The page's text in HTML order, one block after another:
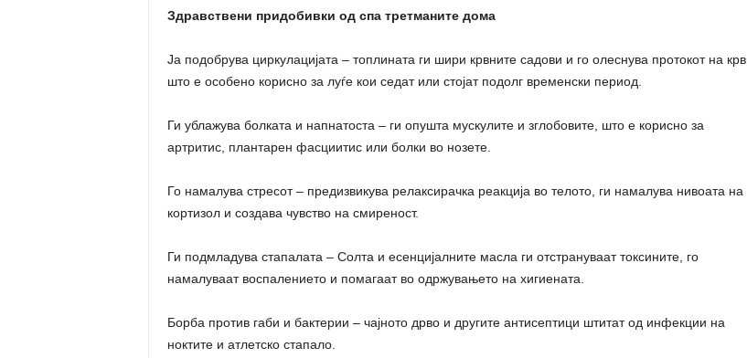
Здравствени придобивки од спа третманите дома
Ја подобрува циркулацијата – топлината ги шири крвните садови и го олеснува протокот на крв,
што е особено корисно за луѓе кои седат или стојат подолг временски период.
Ги ублажува болката и напнатоста – ги опушта мускулите и зглобовите, што е корисно за
артритис, плантарен фасциитис или болки во нозете.
Го намалува стресот – предизвикува релаксирачка реакција во телото, ги намалува нивоата на
кортизол и создава чувство на смиреност.
Ги подмладува стапалата – Солта и есенцијалните масла ги отстрануваат токсините, го
намалуваат воспалението и помагаат во одржувањето на хигиената.
Борба против габи и бактерии – чајното дрво и другите антисептици штитат од инфекции на
ноктите и атлетско стапало.